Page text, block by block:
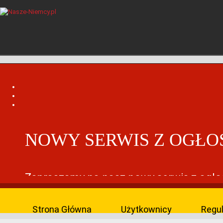
NOWY SERWIS Z
Zapraszamy na nasz nowy serwis z
Znajdziecie tam sporo interesujących
Strona Główna Użytkownicy